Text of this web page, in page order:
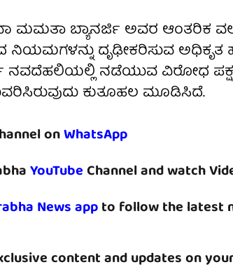
ಮಮತಾ ಬ್ಯಾನರ್ಜಿ ಅವರ ಆಂತರಿಕ
ನಿಯಮಗಳನ್ನು ದೃಢೀಕರಿಸುವ ಅಧಿಕೃತ
ನವದೆಹಲಿಯಲ್ಲಿ ನಡೆಯುವ ವಿರೋಧ
ಕುತೂಹಲ ಮೂಡಿಸಿದೆ.
onWhatsApp
YouTubeChannel and watch
News appto follow the latest
content and updates on